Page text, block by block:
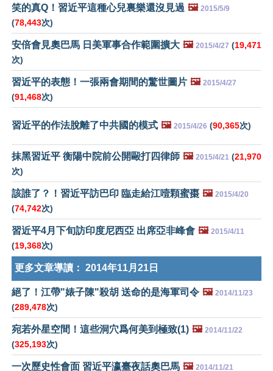
笑的真Q！習近平這種心兒裏樂還沒見過 🖼️ 2015/5/9
(78,443次)
安倍會見奧巴馬 日美軍事合作範圍擴大 🖼️ 2015/4/27 (19,471
次)
習近平的表態！一張兩會期間的驚世圖片 🖼️ 2015/4/27
(91,468次)
習近平的作法脫離了中共國的模式 🖼️ 2015/4/26 (90,365次)
抹黑習近平 衡陽中院前公開毆打四律師 🖼️ 2015/4/21 (21,970
次)
該誰了？！習近平訪巴印 臨走給江噎顆蜜棗 🖼️ 2015/4/20
(74,742次)
習近平4月下旬訪印度尼西亞 出席亞非峰會 🖼️ 2015/4/11
(19,368次)
更多文章導讀： 2014年11月21日
絕了！江帶"婊子陳"殺胡 送命的是海軍司令 🖼️ 2014/11/23
(289,478次)
宛若外星空間！這些洞穴爲何美到極致(1) 🖼️ 2014/11/22
(325,193次)
一次歷史性會面 習近平瀛臺夜話奧巴馬 🖼️ 2014/11/21